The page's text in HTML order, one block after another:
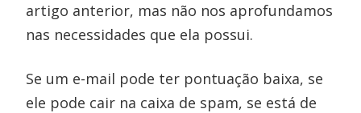
artigo anterior, mas não nos aprofundamos
nas necessidades que ela possui.
Se um e-mail pode ter pontuação baixa, se
ele pode cair na caixa de spam, se está de